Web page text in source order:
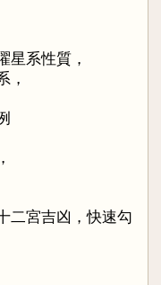
星系性質，
，
二宮吉凶，快速勾